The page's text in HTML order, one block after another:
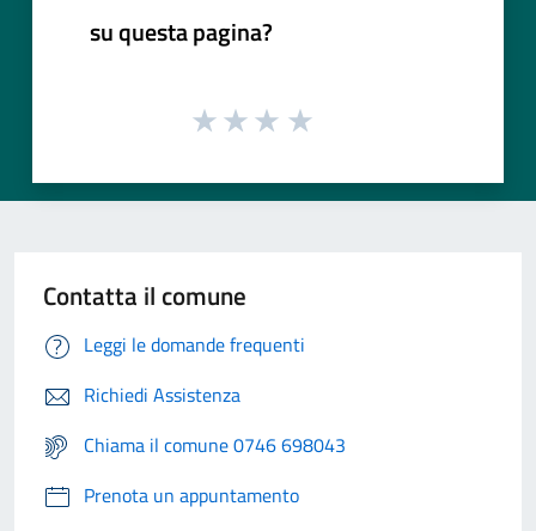
su questa pagina?
Contatta il comune
Leggi le domande frequenti
Richiedi Assistenza
Chiama il comune 0746 698043
Prenota un appuntamento